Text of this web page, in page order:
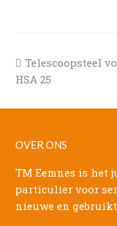
previous
post:
Telescoopsteel
HSA 25
OVER ONS
TM Eemnes is het
particulier voor
nieuwe en